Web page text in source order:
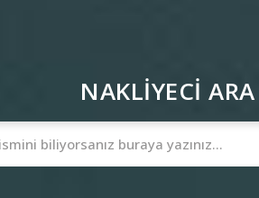
NAKLİYECİ